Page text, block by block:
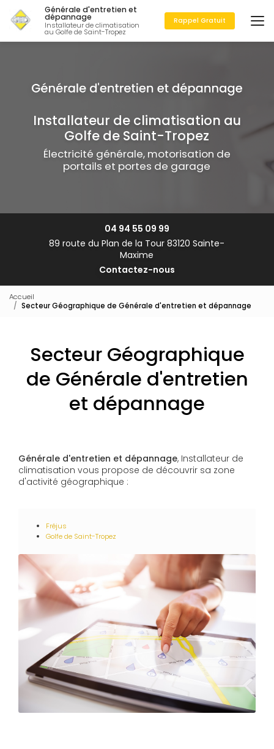
au
contenu
principal
Générale d'entretien et
dépannage
Installateur de climatisation
au Golfe de Saint-Tropez
Rappel Gratuit
Installateur de climatisation au
Golfe de Saint-Tropez
Électricité générale, motorisation de
portails et portes de garage
04 94 55 09 99
89 route du Plan de la Tour 83120 Sainte-
Maxime
Contactez-nous
Accueil
Secteur Géographique de Générale d'entretien et dépannage
Secteur Géographique
de Générale d'entretien
et dépannage
Générale d'entretien et dépannage, Installateur de
climatisation vous propose de découvrir sa zone
d'activité géographique :
Fréjus
Golfe de Saint-Tropez